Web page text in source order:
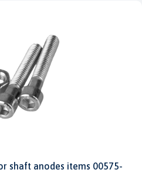
shaft anodes items 00575-